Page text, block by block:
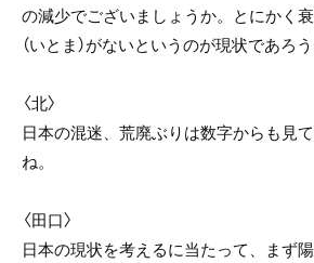
の減少でございましょうか。とにかく
（いとま）がないというのが現状であろ
〈北〉
日本の混迷、荒廃ぶりは数字からも見
ね。
〈田口〉
日本の現状を考えるに当たって、まず